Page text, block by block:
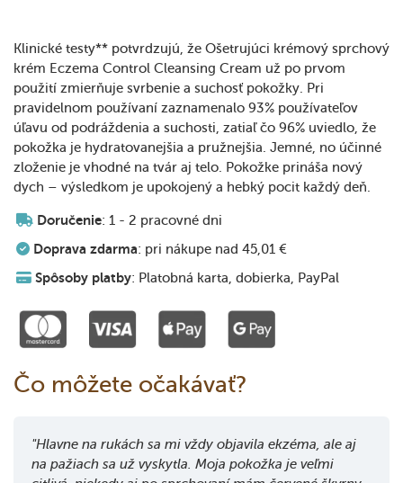
Čo môžete očakávať?
"Hlavne na rukách sa mi vždy objavila ekzéma, ale aj
na pažiach sa už vyskytla. Moja pokožka je veľmi
Klinické testy** potvrdzujú, že Ošetrujúci krémový sprchový
krém Eczema Control Cleansing Cream už po prvom
použití zmierňuje svrbenie a suchosť pokožky. Pri
pravidelnom používaní zaznamenalo 93% používateľov
úľavu od podráždenia a suchosti, zatiaľ čo 96% uviedlo, že
pokožka je hydratovanejšia a pružnejšia. Jemné, no účinné
zloženie je vhodné na tvár aj telo. Pokožke prináša nový
dych – výsledkom je upokojený a hebký pocit každý deň.
Doručenie: 1 - 2 pracovné dni
Doprava zdarma: pri nákupe nad 45,01 €
Spôsoby platby: Platobná karta, dobierka, PayPal